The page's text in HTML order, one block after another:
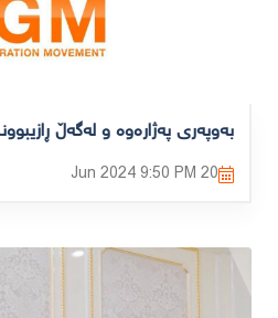
20 Jun 2024
9:50 PM